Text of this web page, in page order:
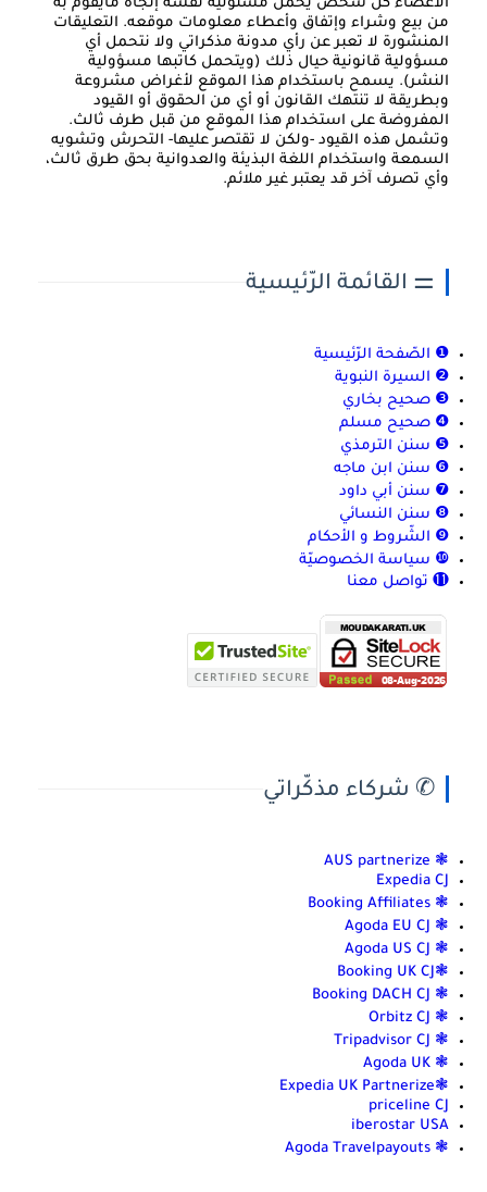
الأعضاء كل شخص يحمل مسئولية نفسه إتجاه مايقوم به
من بيع وشراء وإتفاق وأعطاء معلومات موقعه. التعليقات
المنشورة لا تعبر عن رأي مدونة مذكراتي ولا نتحمل أي
مسؤولية قانونية حيال ذلك (ويتحمل كاتبها مسؤولية
النشر). يسمح باستخدام هذا الموقع لأغراض مشروعة
وبطريقة لا تنتهك القانون أو أي من الحقوق أو القيود
المفروضة على استخدام هذا الموقع من قبل طرف ثالث.
وتشمل هذه القيود -ولكن لا تقتصر عليها- التحرش وتشويه
السمعة واستخدام اللغة البذيئة والعدوانية بحق طرق ثالث،
وأي تصرف آخر قد يعتبر غير ملائم.
⚌ القائمة الرّئيسية
❶ الصّفحة الرّئيسية
❷ السيرة النبوية
❸ صحيح بخاري
❹ صحيح مسلم
❺ سنن الترمذي
❻ سنن ابن ماجه
❼ سنن أبي داود
❽ سنن النسائي
❾ الشّروط و الأحكام
❿ سياسة الخصوصيّة
⓫ تواصل معنا
✆ شركاء مذكّراتي
❃ AUS partnerize
Expedia CJ
❃ Booking Affiliates
❃ Agoda EU CJ
❃ Agoda US CJ
❃Booking UK CJ
❃ Booking DACH CJ
❃ Orbitz CJ
❃ Tripadvisor CJ
❃ Agoda UK
❃Expedia UK Partnerize
priceline CJ
iberostar USA
❃ Agoda Travelpayouts